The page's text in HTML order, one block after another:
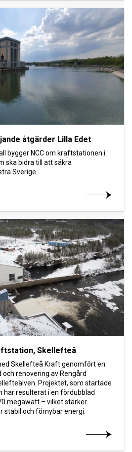
åtgärder Lilla Edet
bygger NCC om kraftstationen i
ska bidra till att säkra
Sverige.
Skellefteå
Skellefteå Kraft genomfört en
renovering av Rengård
Projektet, som startade
har resulterat i en fördubblad
megawatt – vilket stärker
stabil och förnybar energi.